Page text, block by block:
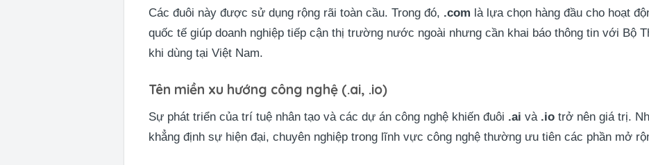
Các đuôi này được sử dụng rộng rãi toàn cầu. Trong đó, .com là lựa chọn hàng đầu cho hoạt
quốc tế giúp doanh nghiệp tiếp cận thị trường nước ngoài nhưng cần khai báo thông tin với Bộ
khi dùng tại Việt Nam.
Tên miền xu hướng công nghệ (.ai, .io)
Sự phát triển của trí tuệ nhân tạo và các dự án công nghệ khiến đuôi .ai và .io trở nên giá trị.
khẳng định sự hiện đại, chuyên nghiệp trong lĩnh vực công nghệ thường ưu tiên các phần mở